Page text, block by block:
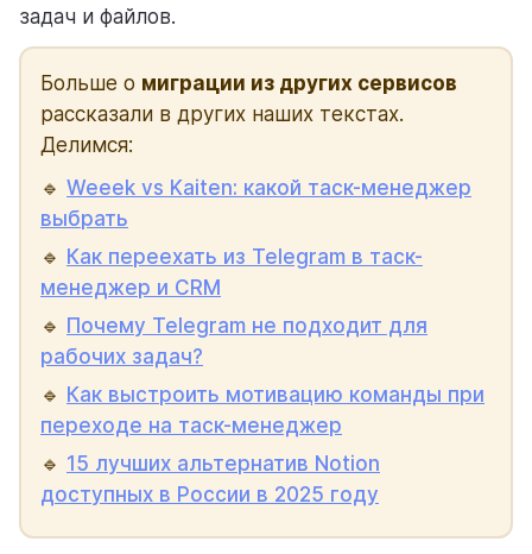
задач и файлов.
Больше о миграции из других сервисов
рассказали в других наших текстах.
Делимся:
🔹 Weeek vs Kaiten: какой таск-менеджер
выбрать
🔹 Как переехать из Telegram в таск-
менеджер и CRM
🔹 Почему Telegram не подходит для
рабочих задач?
🔹 Как выстроить мотивацию команды при
переходе на таск-менеджер
🔹 15 лучших альтернатив Notion
доступных в России в 2025 году